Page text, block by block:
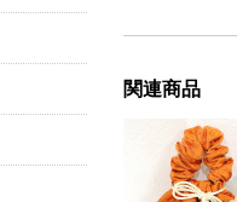
関連商品